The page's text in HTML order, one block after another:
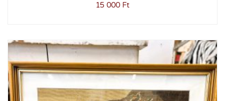
15 000 Ft